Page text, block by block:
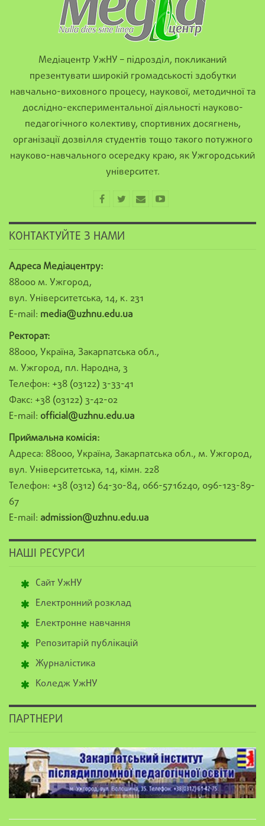
Медіацентр УжНУ – підрозділ, покликаний
презентувати широкій громадськості здобутки
навчально-виховного процесу, наукової, методичної та
дослідно-експериментальної діяльності науково-
педагогічного колективу, спортивних досягнень,
організації дозвілля студентів тощо такого потужного
науково-навчального осередку краю, як Ужгородський
університет.
КОНТАКТУЙТЕ З НАМИ
Адреса Медіацентру:
88000 м. Ужгород,
вул. Університетська, 14, к. 231
E-mail: media@uzhnu.edu.ua
Ректорат:
88000, Україна, Закарпатська обл.,
м. Ужгород, пл. Народна, 3
Телефон: +38 (03122) 3-33-41
Факс: +38 (03122) 3-42-02
E-mail: official@uzhnu.edu.ua
Приймальна комісія:
Адреса: 88000, Україна, Закарпатська обл., м. Ужгород,
вул. Університетська, 14, кімн. 228
Телефон: +38 (0312) 64-30-84, 066-5716240, 096-123-89-
67
E-mail: admission@uzhnu.edu.ua
НАШІ РЕСУРСИ
Сайт УжНУ
Електронний розклад
Електронне навчання
Репозитарій публікацій
Журналістика
Коледж УжНУ
ПАРТНЕРИ